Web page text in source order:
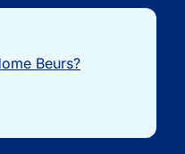
Beurs?